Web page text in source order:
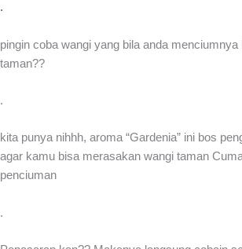
.
pingin coba wangi yang bila anda menciumnya
taman??
.
kita punya nihhh, aroma “Gardenia” ini bos
agar kamu bisa merasakan wangi taman
penciuman
.